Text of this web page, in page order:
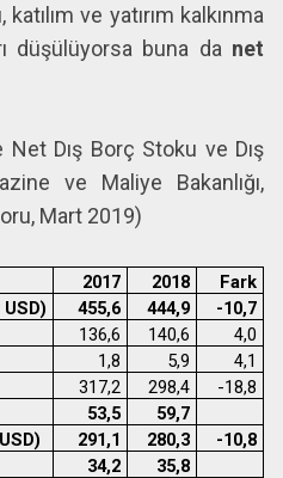
ve yatırım kalkınma
düşülüyorsa buna da net
Dış Borç Stoku ve Dış
ve Maliye Bakanlığı,
Mart 2019)
2017 2018
Fark
455,6 444,9
-10,7
136,6 140,6
4,0
1,8 5,9
4,1
317,2 298,4
-18,8
53,5
59,7
291,1 280,3
-10,8
34,2
35,8